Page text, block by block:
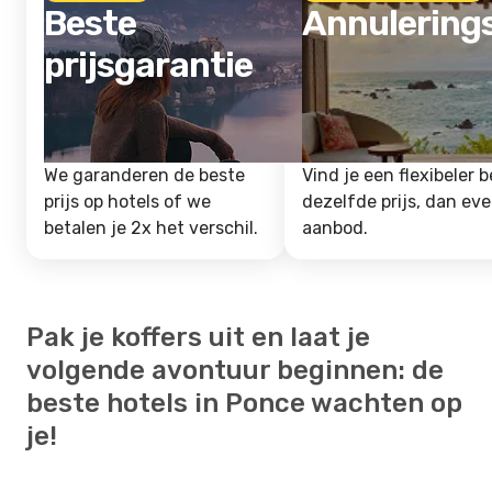
Beste
prijsgarantie
We garanderen de beste
prijs op hotels of we
betalen je 2x het verschil.
Vind je een flexibeler
dezelfde prijs, dan
aanbod.
Pak je koffers uit en laat je
volgende avontuur beginnen: de
beste hotels in Ponce wachten op
je!